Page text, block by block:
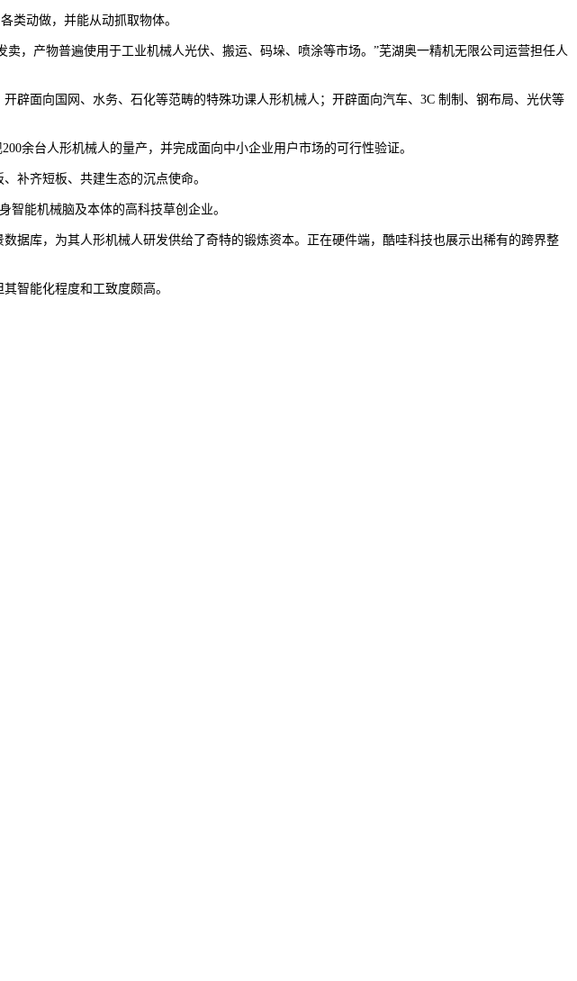
动做，并能从动抓取物体。
产物普遍使用于工业机械人光伏、搬运、码垛、喷涂等市场。”芜湖奥一精机无限公司运营担任人
面向国网、水务、石化等范畴的特殊功课人形机械人；开辟面向汽车、3C 制制、钢布局、光伏等
余台人形机械人的量产，并完成面向中小企业用户市场的可行性验证。
补齐短板、共建生态的沉点使命。
能机械脑及本体的高科技草创企业。
库，为其人形机械人研发供给了奇特的锻炼资本。正在硬件端，酷哇科技也展示出稀有的跨界整
智能化程度和工致度颇高。